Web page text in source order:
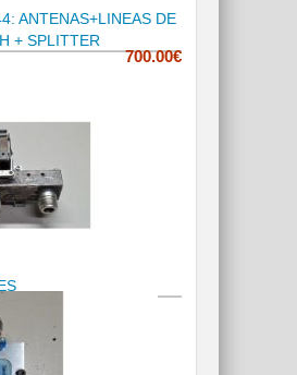
ANTENAS+LINEAS DE
+ SPLITTER
700.00€